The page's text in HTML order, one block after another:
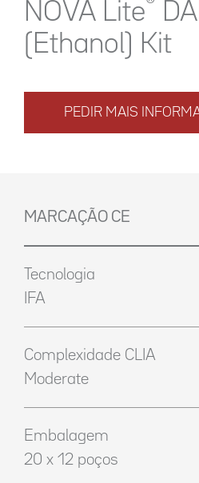
NOVA Lite®
(Ethanol) Kit
PEDIR MAIS
MARCAÇÃO CE
Tecnologia
IFA
Complexidade CLIA
Moderate
Embalagem
20 x 12 poços